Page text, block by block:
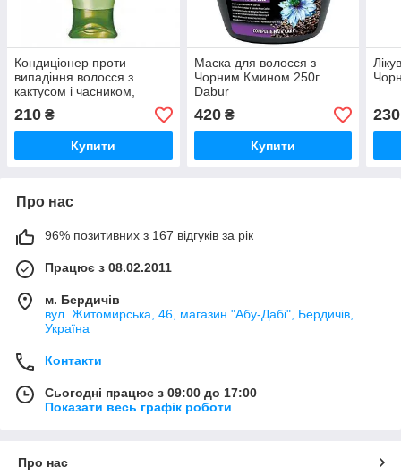
Кондиціонер проти
випадіння волосся з
кактусом і часником,
200мл Dabur
210 ₴
Купити
Маска для волосся з
Чорним Кмином 250г
Dabur
420₴
Купити
230
Про нас
96% позитивних з 167 відгуків за рік
Працює з 08.02.2011
м. Бердичів
вул. Житомирська, 46, магазин "Абу-Дабі", Бердичів,
Україна
Контакти
Сьогодні працює з 09:00 до 17:00
Показати весь графік роботи
Про нас